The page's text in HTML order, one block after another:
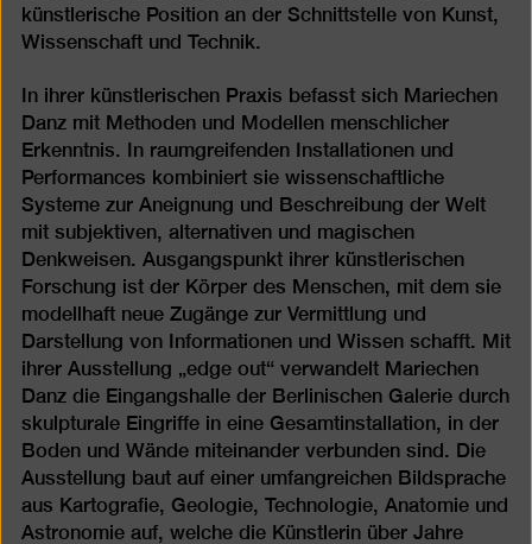
künstlerische Position an der Schnittstelle von Kunst,
Wissenschaft und Technik.
In ihrer künstlerischen Praxis befasst sich Mariechen
Danz mit Methoden und Modellen menschlicher
Erkenntnis. In raumgreifenden Installationen und
Performances kombiniert sie wissenschaftliche
Systeme zur Aneignung und Beschreibung der Welt
mit subjektiven, alternativen und magischen
Denkweisen. Ausgangspunkt ihrer künstlerischen
Forschung ist der Körper des Menschen, mit dem sie
modellhaft neue Zugänge zur Vermittlung und
Darstellung von Informationen und Wissen schafft. Mit
ihrer Ausstellung „edge out“ verwandelt Mariechen
Danz die Eingangshalle der Berlinischen Galerie durch
skulpturale Eingriffe in eine Gesamtinstallation, in der
Boden und Wände miteinander verbunden sind. Die
Ausstellung baut auf einer umfangreichen Bildsprache
aus Kartografie, Geologie, Technologie, Anatomie und
Astro­nomie auf, welche die Künstlerin über Jahre